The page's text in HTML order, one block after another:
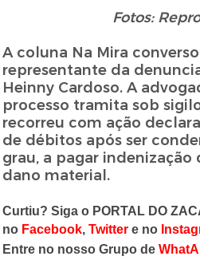
Fotos:
A coluna Na Mira
representante da
Heinny Cardoso. A
processo tramita sob
recorreu com ação
de débitos após ser
grau, a pagar indenização
dano material.
Curtiu? Siga o PORTAL DO
no Facebook,Twitter e no
Entre no nosso Grupo de